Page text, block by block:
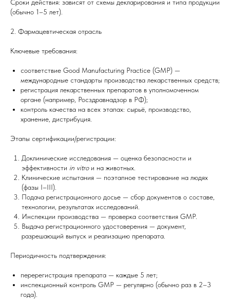
Сроки действия: зависят от схемы декларирования и типа продукции
(обычно 1–5 лет).
2. Фармацевтическая отрасль
Ключевые требования:
соответствие Good Manufacturing Practice (GMP) —
международные стандарты производства лекарственных средств;
регистрация лекарственных препаратов в уполномоченном
органе (например, Росздравнадзор в РФ);
контроль качества на всех этапах: сырьё, производство,
хранение, дистрибуция.
Этапы сертификации/регистрации:
Доклинические исследования — оценка безопасности и
эффективности in vitroи на животных.
Клинические испытания — поэтапное тестирование на людях
(фазы I–III).
Подача регистрационного досье — сбор документов о составе,
технологии, результатах исследований.
Инспекции производства — проверка соответствия GMP.
Выдача регистрационного удостоверения — документ,
разрешающий выпуск и реализацию препарата.
Периодичность подтверждения:
перерегистрация препарата — каждые 5 лет;
инспекционный контроль GMP — регулярно (обычно раз в 2–3
года).